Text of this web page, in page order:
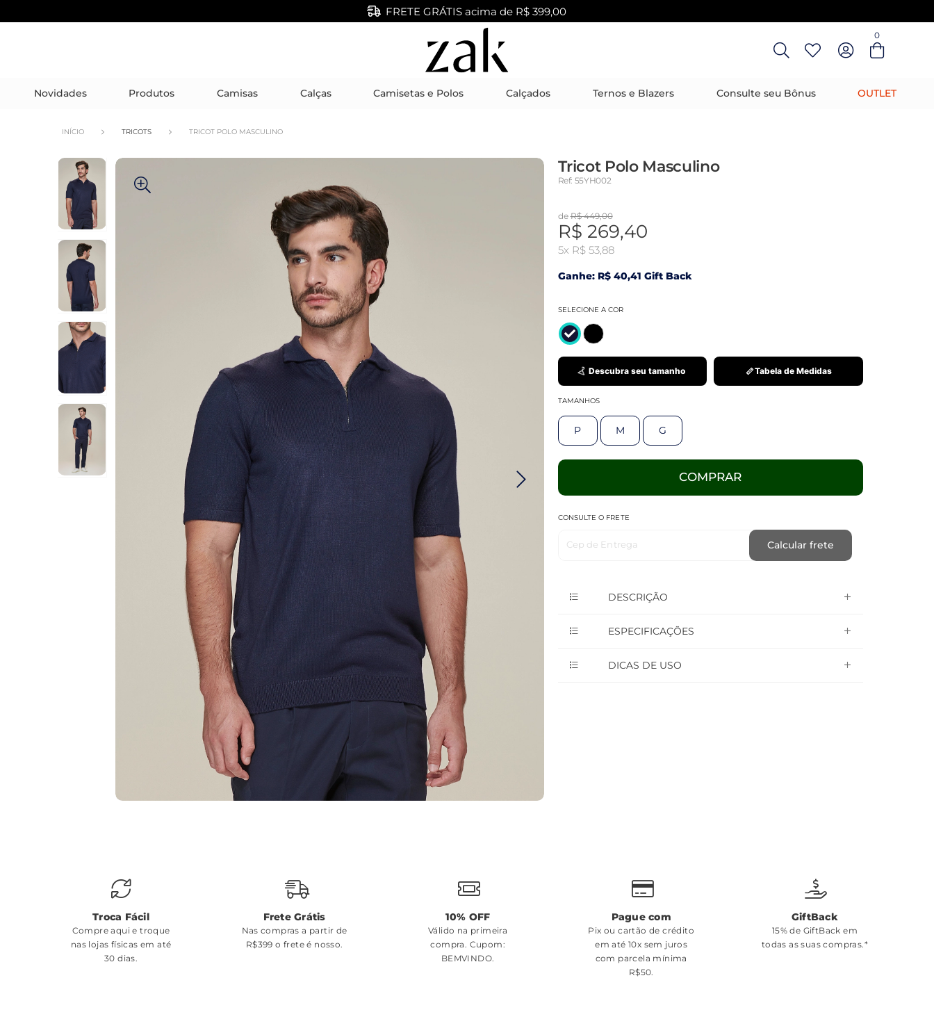
Entre com email ou cpf/cnpj
FRETE GRÁTIS acima de R$ 399,00
0
Novidades Produtos Camisas Calças Camisetas e Polos Calçados Ternos e Blazers Consulte seu Bônus OUTLET
INÍCIO TRICOTS TRICOT POLO MASCULINO
Tricot Polo Masculino
Ref: 55YH002
deR$ 449,00
R$ 269,40
5x R$ 53,88
Ganhe: R$ 40,41 Gift Back
SELECIONE A COR
Descubra seu tamanho Tabela de Medidas
TAMANHOS
P M G
COMPRAR
CONSULTE O FRETE
Cep de Entrega Calcular frete
DESCRIÇÃO
ESPECIFICAÇÕES
DICAS DE USO
Troca Fácil
Compre aqui e troque
nas lojas físicas em até
30 dias.
Frete Grátis
Nas compras a partir de
R$399 o frete é nosso.
10% OFF
Válido na primeira
compra. Cupom:
BEMVINDO.
Pague com
Pix ou cartão de crédito
em até 10x sem juros
com parcela mínima
R$50.
GiftBack
15% de GiftBack em
todas as suas compras.*